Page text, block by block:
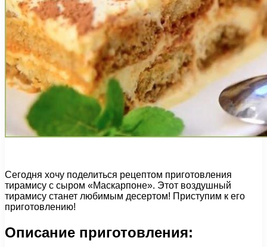
Сегодня хочу поделиться рецептом приготовления
тирамису с сыром «Маскарпоне». Этот воздушный
тирамису станет любимым десертом! Приступим к его
приготовлению!
Описание приготовления: